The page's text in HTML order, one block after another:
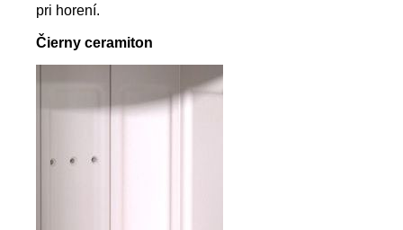
pri horení.
Čierny ceramiton